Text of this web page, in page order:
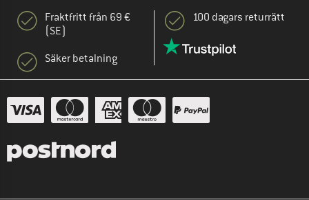
Fraktfritt från 69 €
(SE)
Säker betalning
100 dagars returrätt